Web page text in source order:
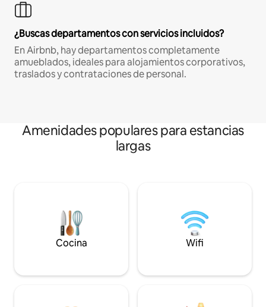
¿Buscas departamentos con servicios incluidos?
En Airbnb, hay departamentos completamente
amueblados, ideales para alojamientos corporativos,
traslados y contrataciones de personal.
Amenidades populares para estancias
largas
Cocina Wifi